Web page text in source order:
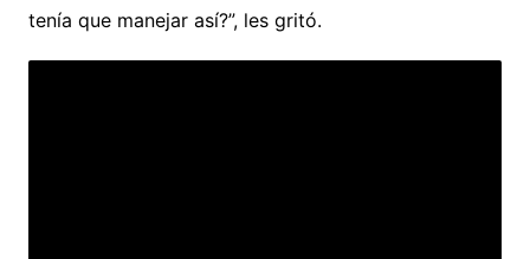
tenía que manejar así?”, les gritó.